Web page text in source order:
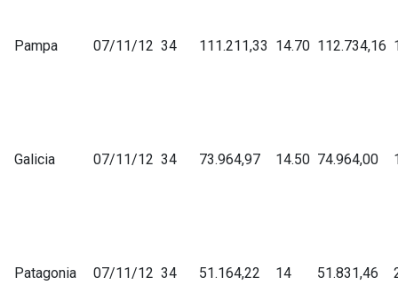
Pampa 07/11/12 34 111.211,33 14.70 112.734,16
Galicia 07/11/12 34 73.964,97 14.50 74.964,00
Patagonia 07/11/12 34 51.164,22 14 51.831,46